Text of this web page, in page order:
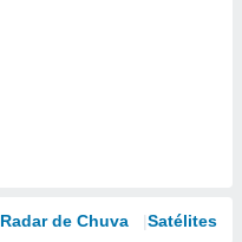
Radar de Chuva Satélites